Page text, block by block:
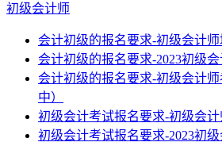
初级会计师
会计初级的报名要求-初级会计
会计初级的报名要求-2023初级
会计初级的报名要求-初级会计
中）
初级会计考试报名要求-初级会
初级会计考试报名要求-2023初